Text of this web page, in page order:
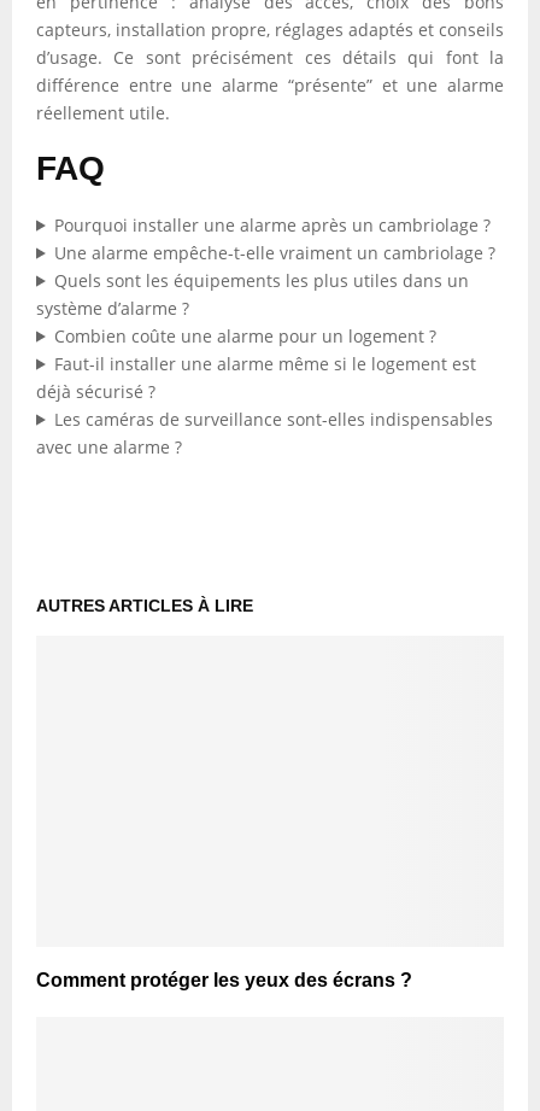
capteurs, installation propre, réglages adaptés et conseils
d’usage. Ce sont précisément ces détails qui font la
différence entre une alarme “présente” et une alarme
réellement utile.
FAQ
Pourquoi installer une alarme après un cambriolage ?
Une alarme empêche-t-elle vraiment un cambriolage ?
Quels sont les équipements les plus utiles dans un
système d’alarme ?
Combien coûte une alarme pour un logement ?
Faut-il installer une alarme même si le logement est
déjà sécurisé ?
Les caméras de surveillance sont-elles indispensables
avec une alarme ?
AUTRES ARTICLES À LIRE
Comment protéger les yeux des écrans ?